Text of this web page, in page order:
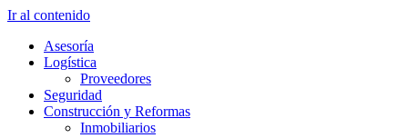
Ir al contenido
Asesoría
Logística
Proveedores
Seguridad
Construcción y Reformas
Inmobiliarios